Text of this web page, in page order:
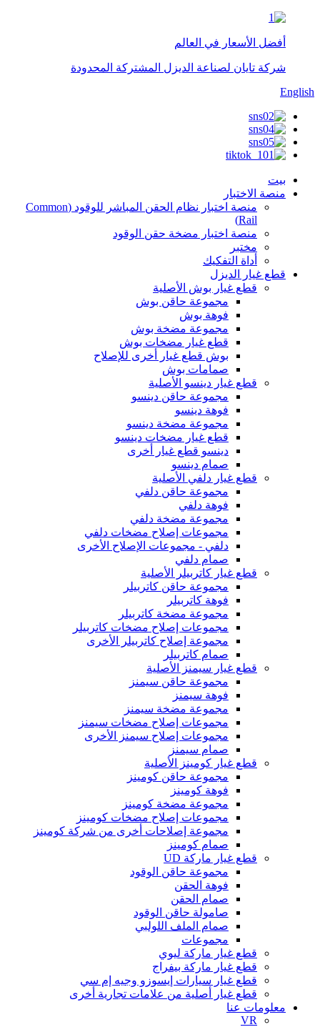
أفضل الأسعار في العالم
شركة تايان لصناعة الديزل المشتركة المحدودة
English
بيت
منصة الاختبار
منصة اختبار نظام الحقن المباشر للوقود (Common
Rail)
منصة اختبار مضخة حقن الوقود
مختبر
أداة التفكيك
قطع غيار الديزل
قطع غيار بوش الأصلية
مجموعة حاقن بوش
فوهة بوش
مجموعة مضخة بوش
قطع غيار مضخات بوش
بوش قطع غيار أخرى للإصلاح
صمامات بوش
قطع غيار دينسو الأصلية
مجموعة حاقن دينسو
فوهة دينسو
مجموعة مضخة دينسو
قطع غيار مضخات دينسو
دينسو قطع غيار أخرى
صمام دينسو
قطع غيار دلفي الأصلية
مجموعة حاقن دلفي
فوهة دلفي
مجموعة مضخة دلفي
مجموعات إصلاح مضخات دلفي
دلفي - مجموعات الإصلاح الأخرى
صمام دلفي
قطع غيار كاتربيلر الأصلية
مجموعة حاقن كاتربيلر
فوهة كاتربيلر
مجموعة مضخة كاتربيلر
مجموعات إصلاح مضخات كاتربيلر
مجموعة إصلاح كاتربيلر الأخرى
صمام كاتربيلر
قطع غيار سيمنز الأصلية
مجموعة حاقن سيمنز
فوهة سيمنز
مجموعة مضخة سيمنز
مجموعات إصلاح مضخات سيمنز
مجموعات إصلاح سيمنز الأخرى
صمام سيمنز
قطع غيار كومينز الأصلية
مجموعة حاقن كومينز
فوهة كومينز
مجموعة مضخة كومينز
مجموعات إصلاح مضخات كومينز
مجموعة إصلاحات أخرى من شركة كومينز
صمام كومينز
قطع غيار ماركة UD
مجموعة حاقن الوقود
فوهة الحقن
صمام الحقن
صامولة حاقن الوقود
صمام الملف اللولبي
مجموعات
قطع غيار ماركة ليوي
قطع غيار ماركة بيفراج
قطع غيار سيارات إيسوزو وجيه إم سي
قطع غيار أصلية من علامات تجارية أخرى
معلومات عنا
VR